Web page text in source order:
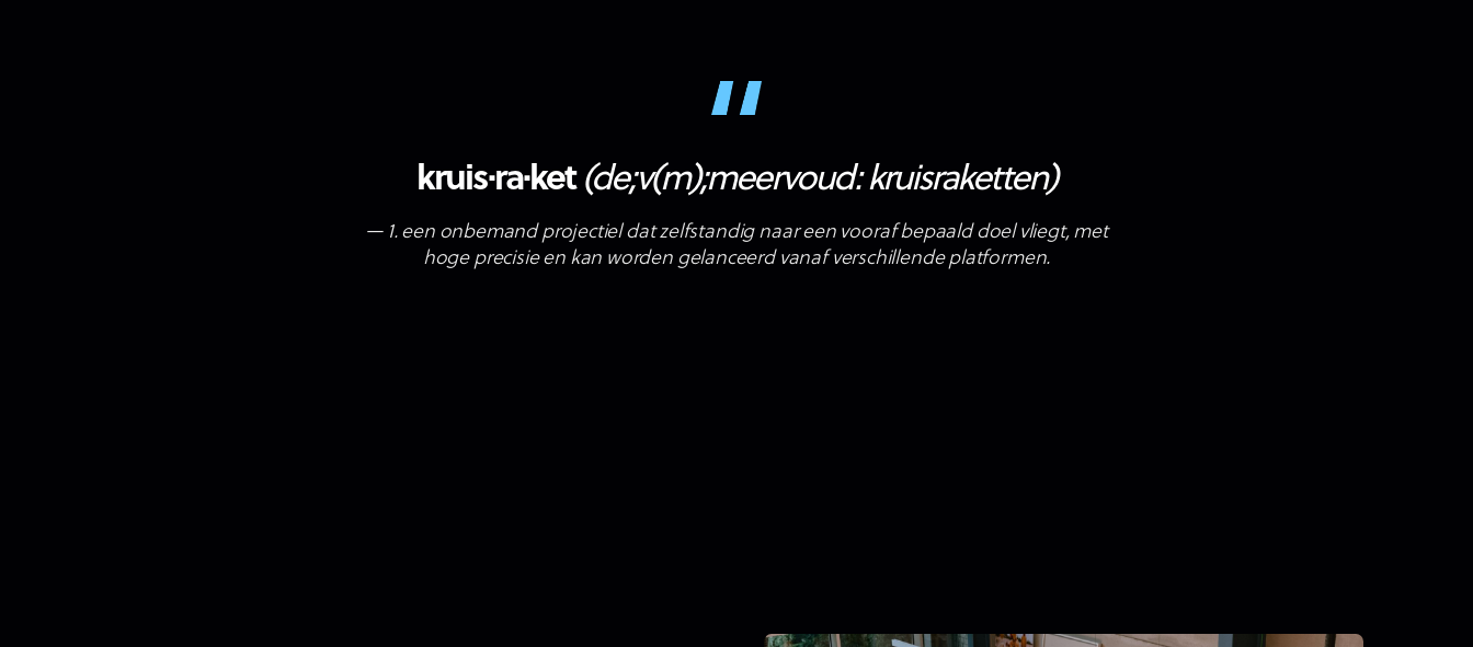
kruis·ra·ket(de;v(m);meervoud: kruisraketten)
— 1. een onbemand projectiel dat zelfstandig naar een vooraf bepaald doel vliegt, met
hoge precisie en kan worden gelanceerd vanaf verschillende platformen.